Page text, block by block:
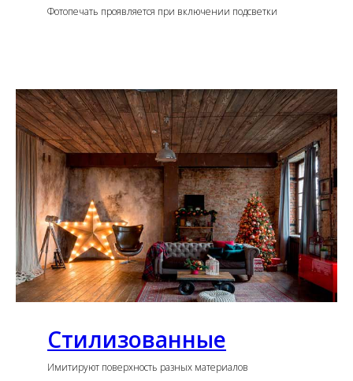
Фотопечать проявляется при включении подсветки
Стилизованные
Имитируют поверхность разных материалов